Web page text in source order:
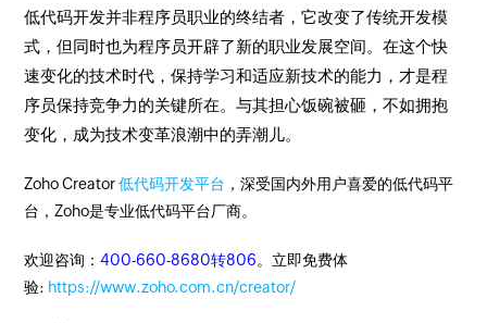
低代码开发并非程序员职业的终结者，它改变了传统开发模
式，但同时也为程序员开辟了新的职业发展空间。在这个快
速变化的技术时代，保持学习和适应新技术的能力，才是程
序员保持竞争力的关键所在。与其担心饭碗被砸，不如拥抱
变化，成为技术变革浪潮中的弄潮儿。
Zoho Creator低代码开发平台 ，深受国内外用户喜爱的低代码平
台，Zoho是专业低代码平台厂商。
欢迎咨询：400-660-8680转806。立即免费体
验: https://www.zoho.com.cn/creator/